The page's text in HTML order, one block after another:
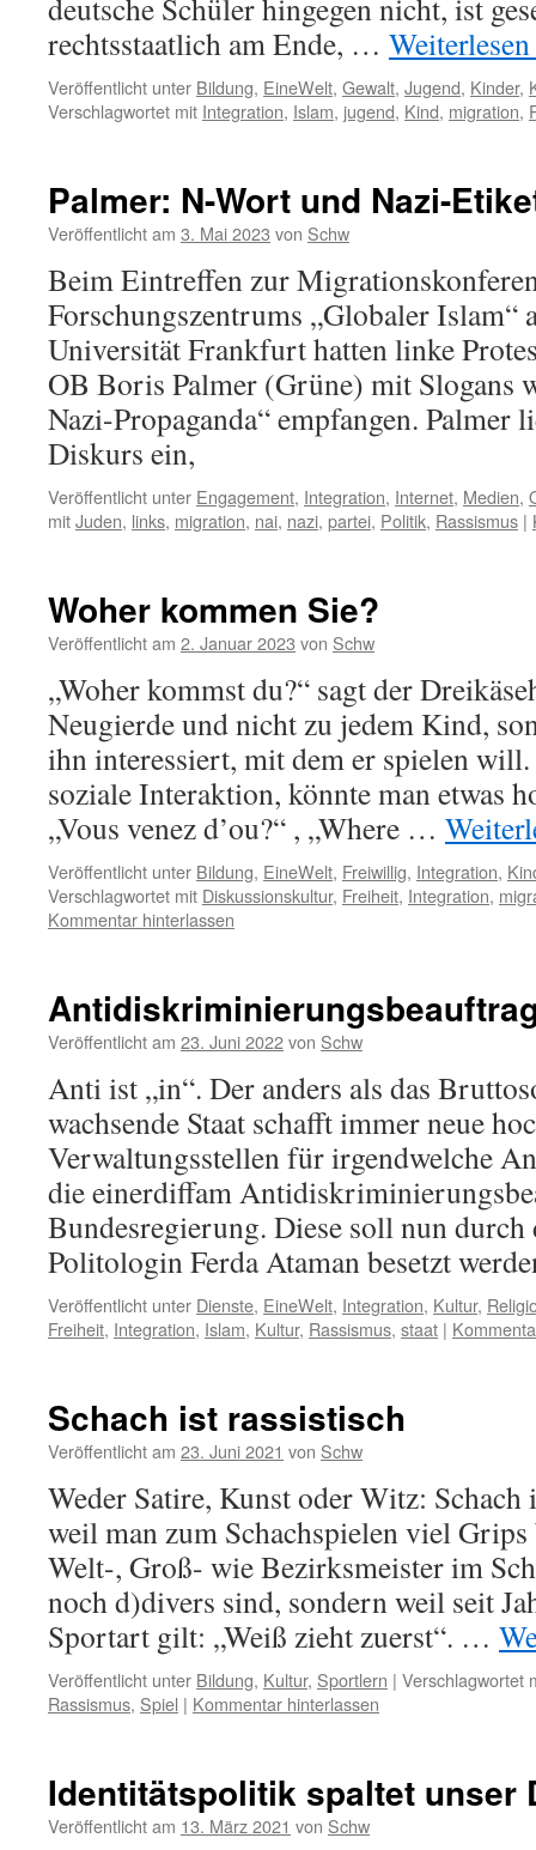
deutsche Schüler hingegen nicht, ist
rechtsstaatlich am Ende, … Weiterlesen
Veröffentlicht unter Bildung, EineWelt, Gewalt, Jugend, Kinder,
Verschlagwortet mit Integration, Islam, jugend, Kind, migration,
Palmer: N-Wort und Nazi-
Veröffentlicht am 3. Mai 2023 von Schw
Beim Eintreffen zur
Forschungszentrums „Globaler Islam“
Universität Frankfurt hatten linke
OB Boris Palmer (Grüne) mit Slogans
Nazi-Propaganda“ empfangen. Palmer
Diskurs ein,
Veröffentlicht unter Engagement, Integration, Internet, Medien,
mitJuden, links, migration, nai, nazi, partei, Politik, Rassismus |
Woher kommen Sie?
Veröffentlicht am 2. Januar 2023 von Schw
„Woher kommst du?“ sagt der
Neugierde und nicht zu jedem Kind,
ihn interessiert, mit dem er spielen
soziale Interaktion, könnte man etwas
„Vous venez d’ou?“ , „Where …
Veröffentlicht unter Bildung, EineWelt, Freiwillig, Integration,
Verschlagwortet mit Diskussionskultur, Freiheit, Integration,
Kommentar hinterlassen
Veröffentlicht am 23. Juni 2022von Schw
Anti ist „in“. Der anders als das
wachsende Staat schafft immer neue
Verwaltungsstellen für irgendwelche
die einerdiffam
Bundesregierung. Diese soll nun
Politologin Ferda Ataman besetzt
Veröffentlicht unter Dienste, EineWelt, Integration, Kultur,
Freiheit, Integration, Islam, Kultur, Rassismus, staat |
Schach ist rassistisch
Veröffentlicht am 23. Juni 2021 von Schw
Weder Satire, Kunst oder Witz:
weil man zum Schachspielen viel
Welt-, Groß- wie Bezirksmeister im
noch d)divers sind, sondern weil seit
Sportart gilt: „Weiß zieht zuerst“. …
Veröffentlicht unter Bildung, Kultur, Sportlern | Verschlagwortet
Rassismus, Spiel | Kommentar hinterlassen
Identitätspolitik spaltet unser
Veröffentlicht am 13. März 2021 von Schw